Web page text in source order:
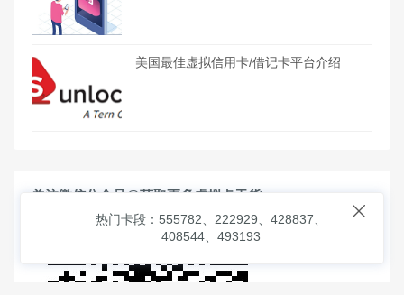
美国最佳虚拟信用卡/借记卡平台介绍
关注微信公众号@获取更多虚拟卡干货

热门卡段：555782、222929、428837、
408544、493193